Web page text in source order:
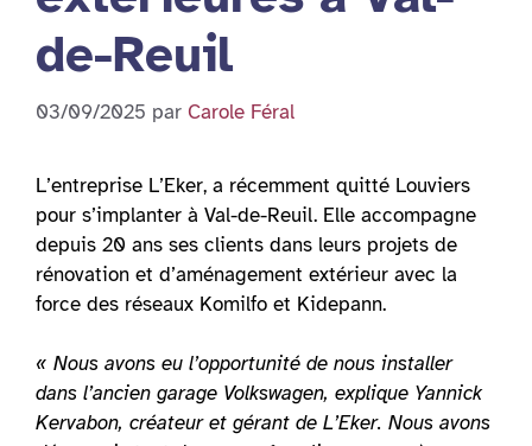
de-Reuil
03/09/2025 par Carole Féral
L’entreprise L’Eker, a récemment quitté Louviers
pour s’implanter à Val-de-Reuil. Elle accompagne
depuis 20 ans ses clients dans leurs projets de
rénovation et d’aménagement extérieur avec la
force des réseaux Komilfo et Kidepann.
« Nous avons eu l’opportunité de nous installer
dans l’ancien garage Volkswagen, explique Yannick
Kervabon, créateur et gérant de L’Eker. Nous avons